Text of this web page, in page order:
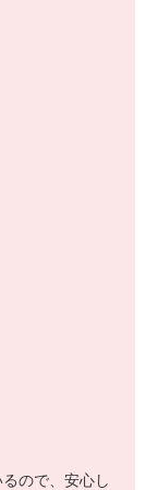
ので、安心し